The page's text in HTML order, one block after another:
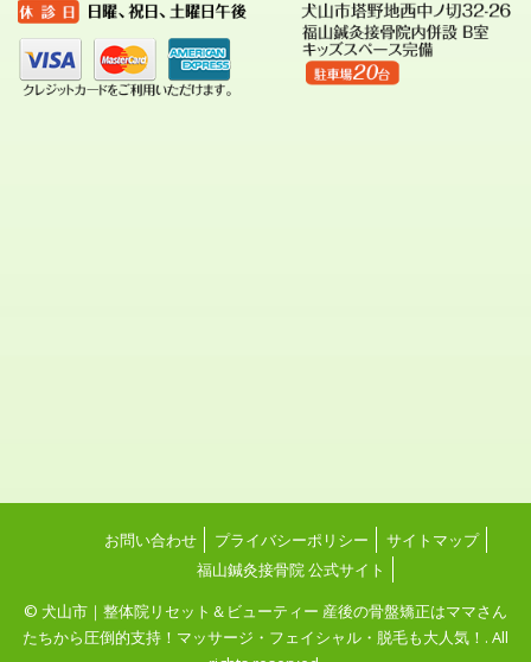
お問い合わせ プライバシーポリシー
サイトマップ
福山鍼灸接骨院 公式サイト
© 犬山市｜整体院リセット＆ビューティー 産後の骨盤矯正はママさん
たちから圧倒的支持！マッサージ・フェイシャル・脱毛も大人気！. All